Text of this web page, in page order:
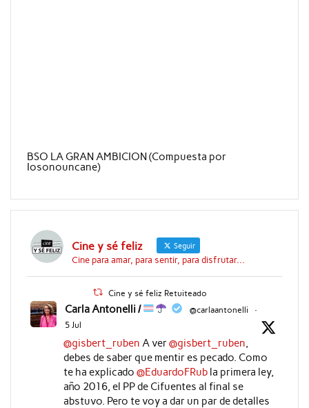
BSO LA GRAN AMBICION (Compuesta por
Iosonouncane)
Cine y sé feliz Seguir
Cine para amar, para sentir, para disfrutar...
Cine y sé feliz Retuiteado
Carla Antonelli / @carlaantonelli
·
5 Jul
@gisbert_ruben A ver@gisbert_ruben
debes de saber que mentir es pecado. Como
te ha explicado @EduardoFRubla primera ley,
año 2016, el PP de Cifuentes al final se
abstuvo. Pero te voy a dar un par de detalles